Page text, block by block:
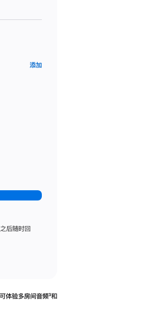
添加AppleCare+
后随时回
体验多‍房‍间音频脚
³和